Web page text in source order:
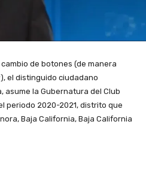
de botones (de manera
el distinguido ciudadano
asume la Gubernatura del Club
periodo 2020-2021, distrito que
Baja California, Baja California